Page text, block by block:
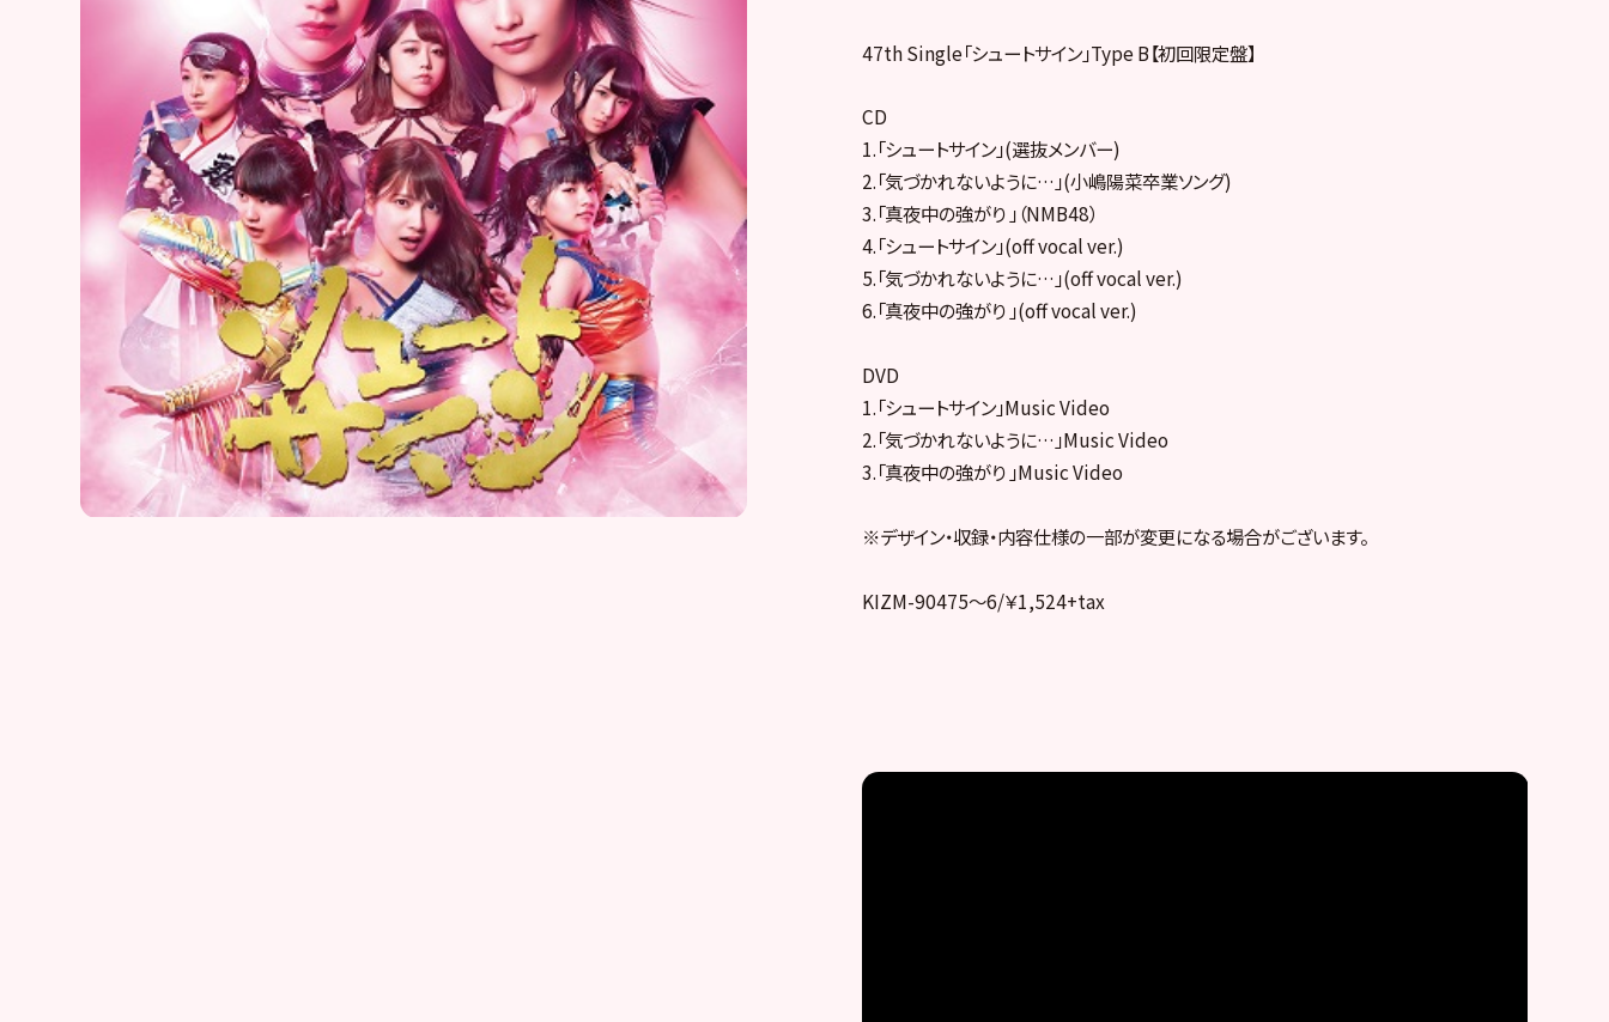
47th Single「シュートサイン」Type B【初回限定盤】
CD
1.「シュートサイン」(選抜メンバー)
2.「気づかれないように…」(小嶋陽菜卒業ソング)
3.「真夜中の強がり 」（NMB48）
4.「シュートサイン」(off vocal ver.)
5.「気づかれないように…」(off vocal ver.)
6.「真夜中の強がり 」(off vocal ver.)
DVD
1.「シュートサイン」Music Video
2.「気づかれないように…」Music Video
3.「真夜中の強がり 」Music Video
※デザイン・収録・内容仕様の一部が変更になる場合がございます。
KIZM-90475～6/￥1,524+tax